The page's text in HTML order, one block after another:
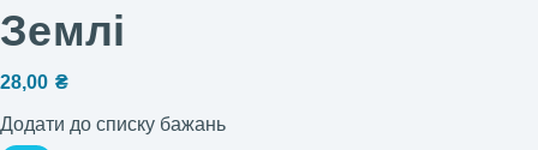
Землі
28,00 ₴
Додати до списку бажань